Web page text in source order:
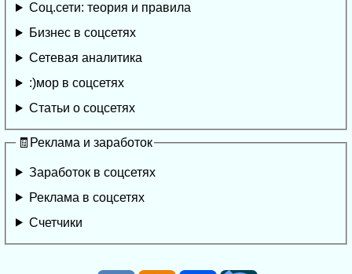
Соц.сети: теория и правила
Бизнес в соцсетях
Сетевая аналитика
:)мор в соцсетях
Статьи о соцсетях
🧾Реклама и заработок
Заработок в соцсетях
Реклама в соцсетях
Счетчики